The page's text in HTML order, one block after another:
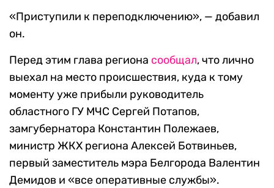
«Приступили к переподключению», — добавил
он.
Перед этим глава региона сообщал, что лично
выехал на место происшествия, куда к тому
моменту уже прибыли руководитель
областного ГУ МЧС Сергей Потапов,
замгубернатора Константин Полежаев,
министр ЖКХ региона Алексей Ботвиньев,
первый заместитель мэра Белгорода Валентин
Демидов и «все оперативные службы».